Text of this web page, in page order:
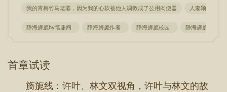
我的青梅竹马老婆，因为我的心软被他人调教成了公用肉便器 人妻颖儿
静海旖旎by笔趣阁 静海旖旎作者 静海旖旎校园 静海旖旎全文
首章试读
旖旎线：许叶、林文双视角，许叶与林文的故